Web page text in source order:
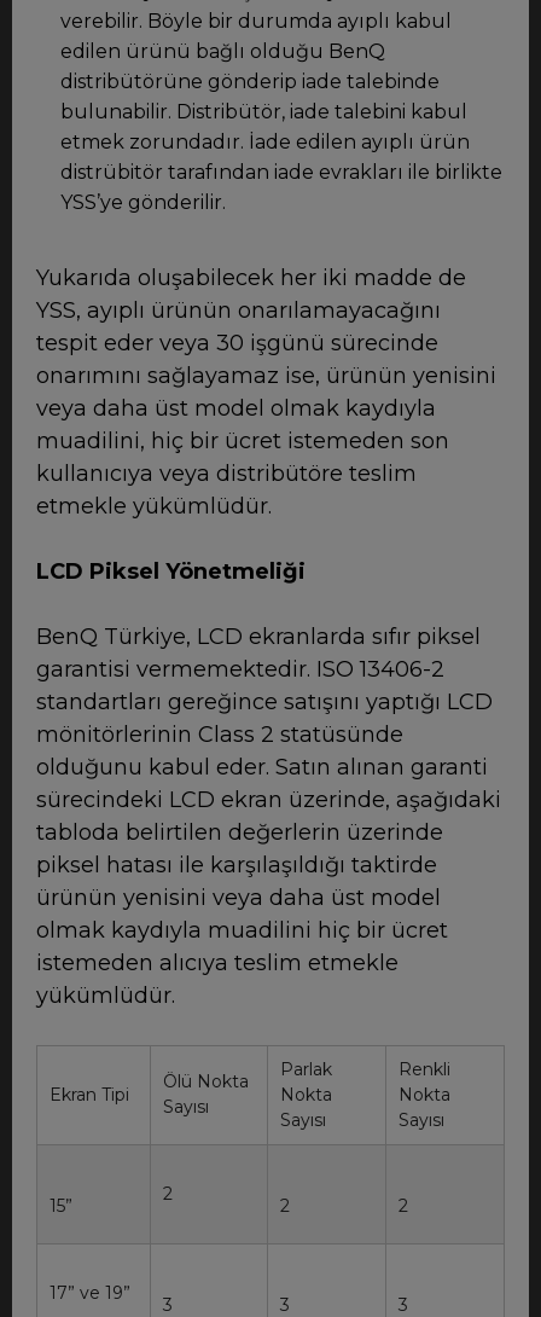
verebilir. Böyle bir durumda ayıplı kabul
edilen ürünü bağlı olduğu BenQ
distribütörüne gönderip iade talebinde
bulunabilir. Distribütör, iade talebini kabul
etmek zorundadır. İade edilen ayıplı ürün
distrübitör tarafından iade evrakları ile birlikte
YSS’ye gönderilir.
Yukarıda oluşabilecek her iki madde de
YSS, ayıplı ürünün onarılamayacağını
tespit eder veya 30 işgünü sürecinde
onarımını sağlayamaz ise, ürünün yenisini
veya daha üst model olmak kaydıyla
muadilini, hiç bir ücret istemeden son
kullanıcıya veya distribütöre teslim
etmekle yükümlüdür.
LCD Piksel Yönetmeliği
BenQ Türkiye, LCD ekranlarda sıfır piksel
garantisi vermemektedir. ISO 13406-2
standartları gereğince satışını yaptığı LCD
mönitörlerinin Class 2 statüsünde
olduğunu kabul eder. Satın alınan garanti
sürecindeki LCD ekran üzerinde, aşağıdaki
tabloda belirtilen değerlerin üzerinde
piksel hatası ile karşılaşıldığı taktirde
ürünün yenisini veya daha üst model
olmak kaydıyla muadilini hiç bir ücret
istemeden alıcıya teslim etmekle
yükümlüdür.
Ekran Tipi
Ölü Nokta
Sayısı
Parlak
Nokta
Sayısı
Renkli
Nokta
Sayısı
15”
2
2 2
17” ve 19”
3 3 3